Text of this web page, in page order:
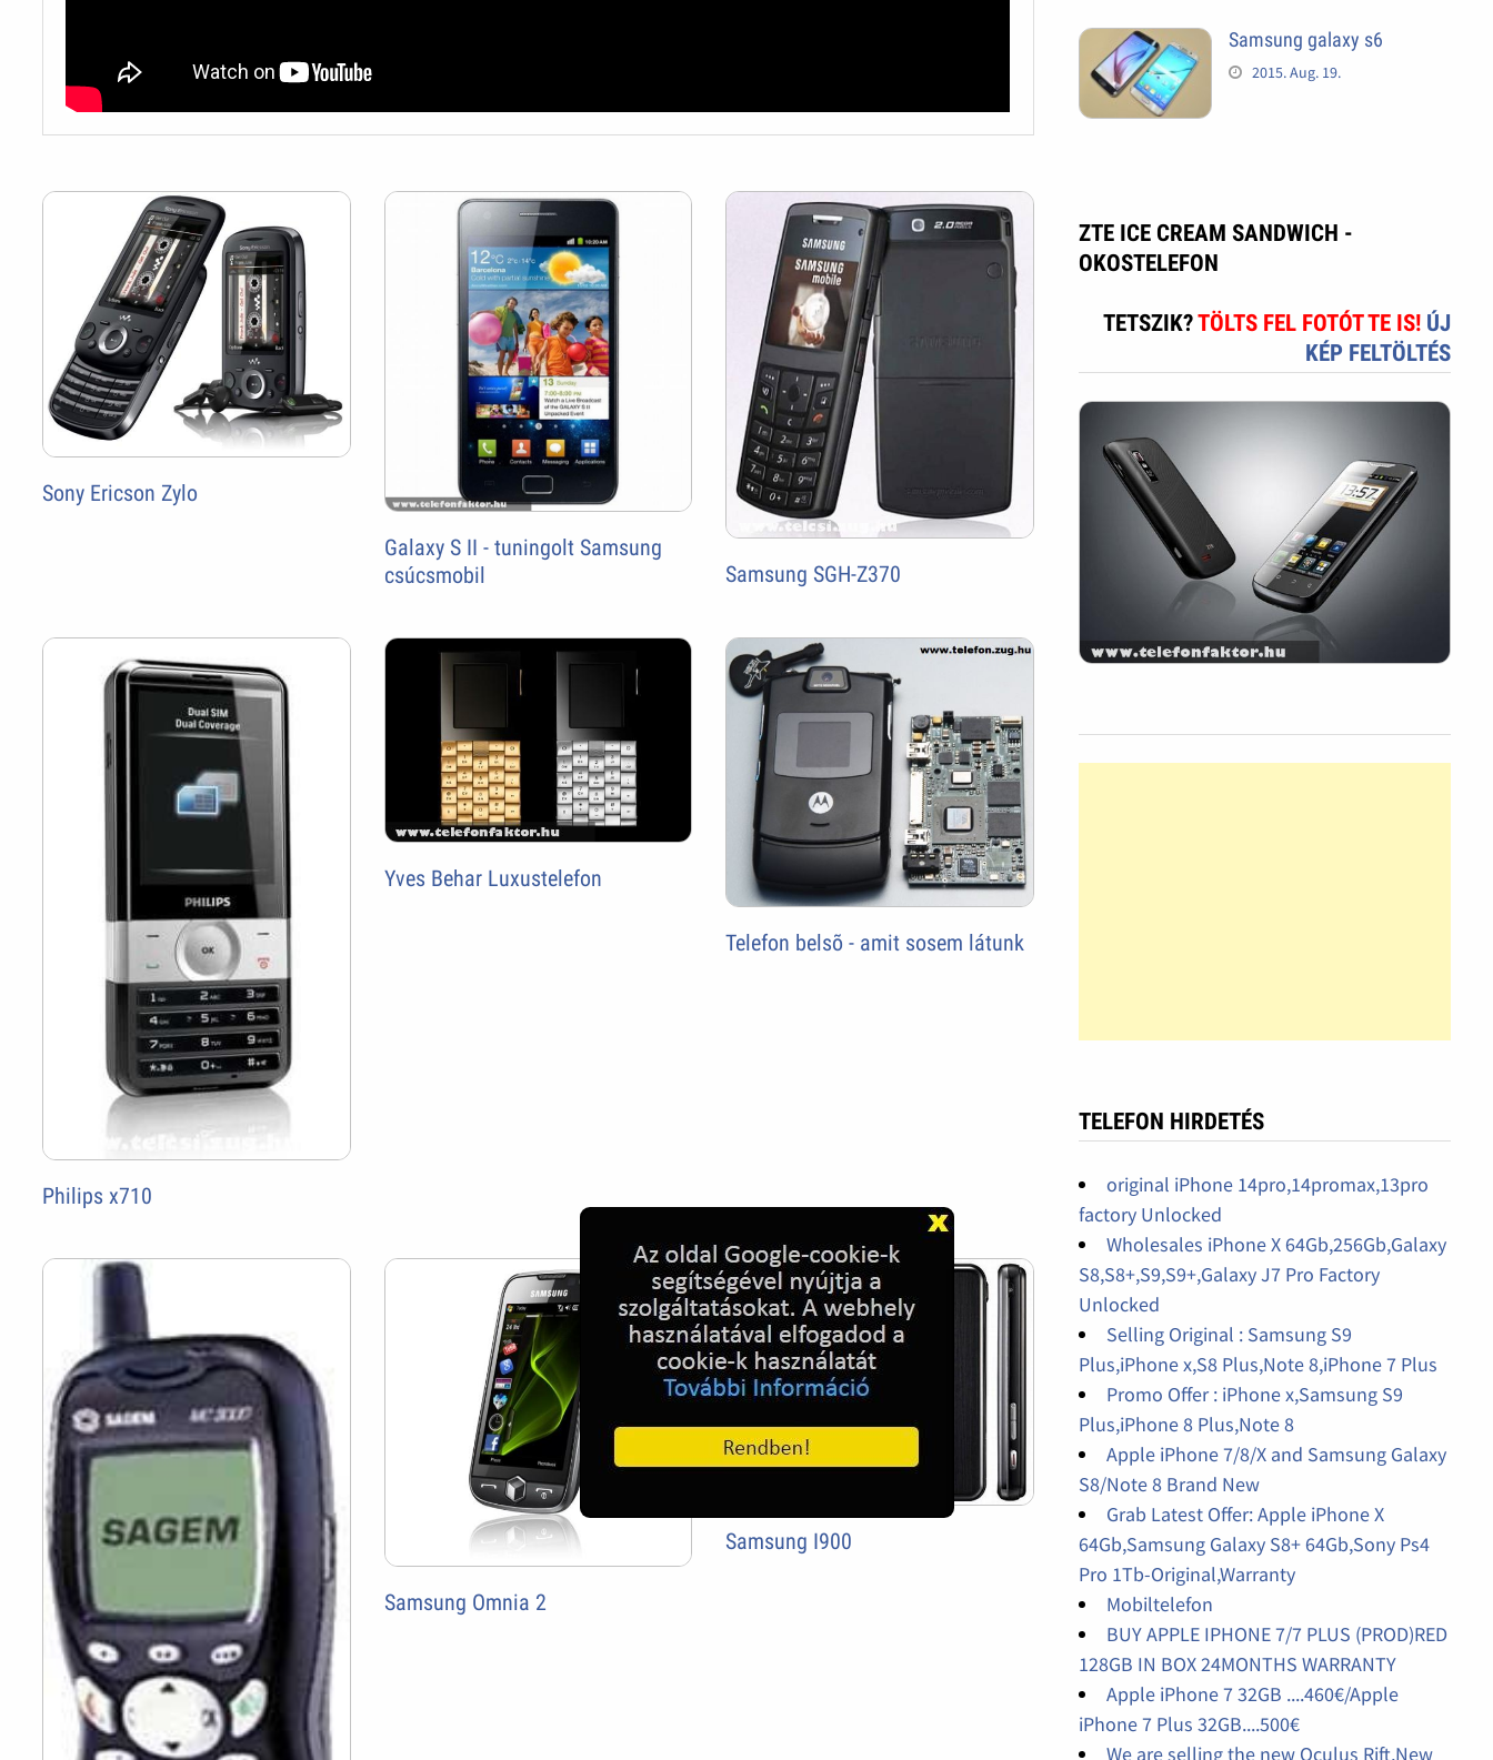
Sony Ericson Zylo
Galaxy S II - tuningolt Samsung
csúcsmobil
Samsung SGH-Z370
Philips x710
Yves Behar Luxustelefon
Telefon belsõ - amit sosem látunk
Samsung Omnia 2
Samsung I900
Samsung galaxy s6
2015. Aug. 19.
ZTE ICE CREAM SANDWICH -
OKOSTELEFON
TETSZIK?TÖLTS FEL FOTÓT TE IS! ÚJ
KÉP FELTÖLTÉS
TELEFON HIRDETÉS
original iPhone 14pro,14promax,13pro
factory Unlocked
Wholesales iPhone X 64Gb,256Gb,Galaxy
S8,S8+,S9,S9+,Galaxy J7 Pro Factory
Unlocked
Selling Original : Samsung S9
Plus,iPhone x,S8 Plus,Note 8,iPhone 7 Plus
Promo Offer : iPhone x,Samsung S9
Plus,iPhone 8 Plus,Note 8
Apple iPhone 7/8/X and Samsung Galaxy
S8/Note 8 Brand New
Grab Latest Offer: Apple iPhone X
64Gb,Samsung Galaxy S8+ 64Gb,Sony Ps4
Pro 1Tb-Original,Warranty
Mobiltelefon
BUY APPLE IPHONE 7/7 PLUS (PROD)RED
128GB IN BOX 24MONTHS WARRANTY
Apple iPhone 7 32GB ....460€/Apple
iPhone 7 Plus 32GB....500€
We are selling the new Oculus Rift,New